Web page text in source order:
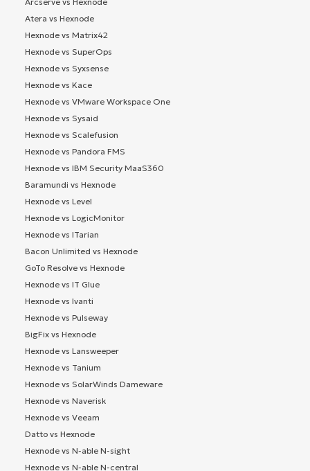
Atera vs Hexnode
Hexnode vs Matrix42
Hexnode vs SuperOps
Hexnode vs Syxsense
Hexnode vs Kace
Hexnode vs VMware Workspace One
Hexnode vs Sysaid
Hexnode vs Scalefusion
Hexnode vs Pandora FMS
Hexnode vs IBM Security MaaS360
Baramundi vs Hexnode
Hexnode vs Level
Hexnode vs LogicMonitor
Hexnode vs ITarian
Bacon Unlimited vs Hexnode
GoTo Resolve vs Hexnode
Hexnode vs IT Glue
Hexnode vs Ivanti
Hexnode vs Pulseway
BigFix vs Hexnode
Hexnode vs Lansweeper
Hexnode vs Tanium
Hexnode vs SolarWinds Dameware
Hexnode vs Naverisk
Hexnode vs Veeam
Datto vs Hexnode
Hexnode vs N-able N-sight
Hexnode vs N-able N-central